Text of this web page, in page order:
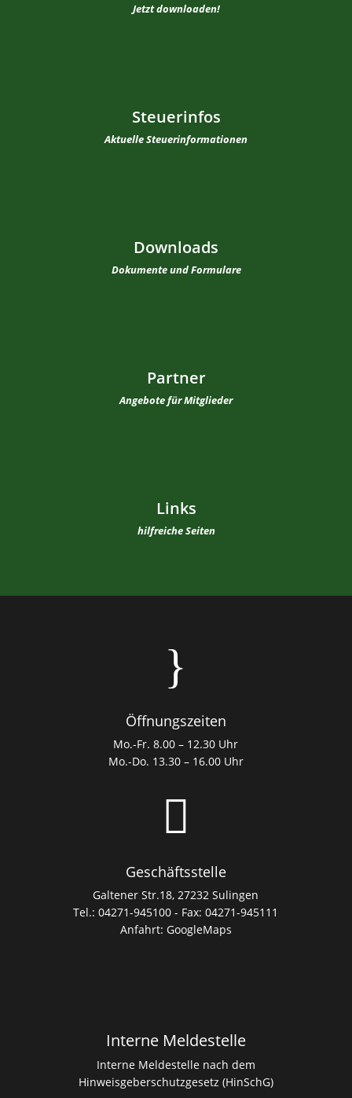
Jetzt downloaden!
Steuerinfos
Aktuelle Steuerinformationen
Downloads
Dokumente und Formulare
Partner
Angebote für Mitglieder
Links
hilfreiche Seiten
}
Öffnungszeiten
Mo.-Fr. 8.00 – 12.30 Uhr
Mo.-Do. 13.30 – 16.00 Uhr

Geschäftsstelle
Galtener Str.18, 27232 Sulingen
Tel.: 04271-945100 - Fax: 04271-945111
Anfahrt: GoogleMaps
Interne Meldestelle
Interne Meldestelle nach dem
Hinweisgeberschutzgesetz (HinSchG)